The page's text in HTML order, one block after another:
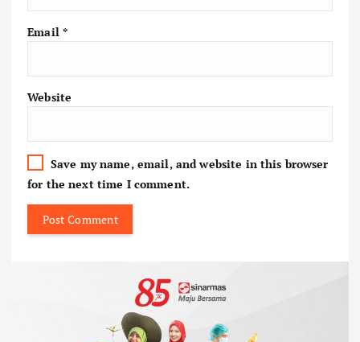
Email *
Website
Save my name, email, and website in this browser
for the next time I comment.